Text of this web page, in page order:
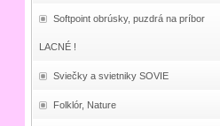
Softpoint obrúsky, puzdrá na príbor
LACNÉ !
Sviečky a svietniky SOVIE
Folklór, Nature